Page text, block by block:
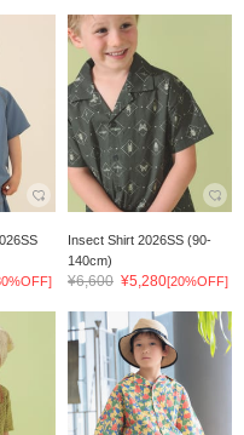
Insect Shirt 2026SS (90-
140cm)
¥6,600 ¥5,280[20%OFF]